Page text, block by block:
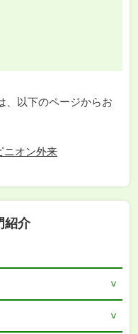
、以下のページからお
ニオン外来
紹介